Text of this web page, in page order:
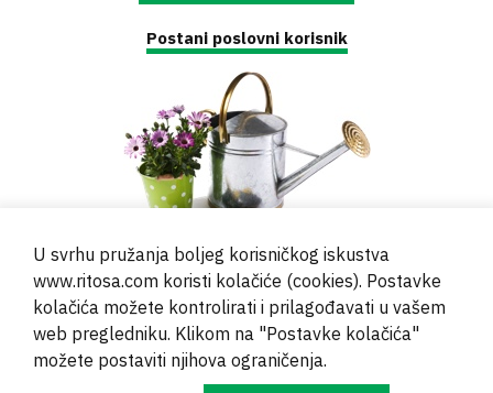
Postani poslovni korisnik
© 2000 - 2024 Brati Ritoša d.o.o.
U svrhu pružanja boljeg korisničkog iskustva
www.ritosa.com koristi kolačiće (cookies). Postavke
kolačića možete kontrolirati i prilagođavati u vašem
web pregledniku. Klikom na "Postavke kolačića"
možete postaviti njihova ograničenja.